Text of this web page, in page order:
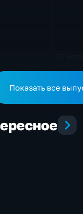
Показать все